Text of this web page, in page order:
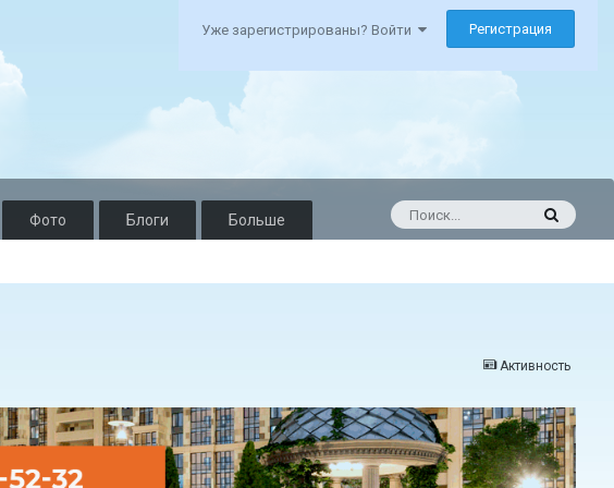
Уже зарегистрированы? Войти Регистрация
Фото Блоги Больше
Активность